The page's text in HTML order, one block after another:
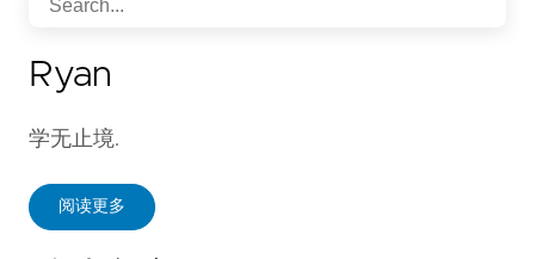
Ryan
学无止境.
阅读更多